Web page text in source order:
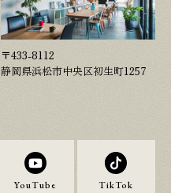
〒433-8112
静岡県浜松市中央区初生町1257
YouTube TikTok